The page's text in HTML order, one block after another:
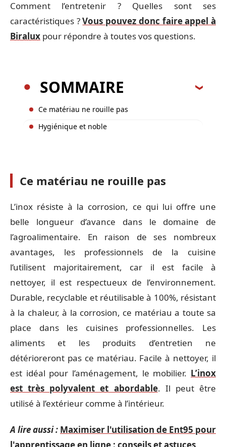
Comment l’entretenir ? Quelles sont ses
caractéristiques ?Vous pouvez donc faire appel à
Biralux pour répondre à toutes vos questions.
SOMMAIRE
Ce matériau ne rouille pas
Hygiénique et noble
Ce matériau ne rouille pas
L’inox résiste à la corrosion, ce qui lui offre une
belle longueur d’avance dans le domaine de
l’agroalimentaire. En raison de ses nombreux
avantages, les professionnels de la cuisine
l’utilisent majoritairement, car il est facile à
nettoyer, il est respectueux de l’environnement.
Durable, recyclable et réutilisable à 100%, résistant
à la chaleur, à la corrosion, ce matériau a toute sa
place dans les cuisines professionnelles. Les
aliments et les produits d’entretien ne
détérioreront pas ce matériau. Facile à nettoyer, il
est idéal pour l’aménagement, le mobilier. L’inox
est très polyvalent et abordable. Il peut être
utilisé à l’extérieur comme à l’intérieur.
A lire aussi : Maximiser l'utilisation de Ent95 pour